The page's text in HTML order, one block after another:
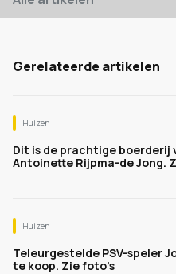
Gerelateerde artikelen
Huizen
Dit is de prachtige boerderij
Antoinette Rijpma-de Jong.
Huizen
Teleurgestelde PSV-speler
te koop. Zie foto’s